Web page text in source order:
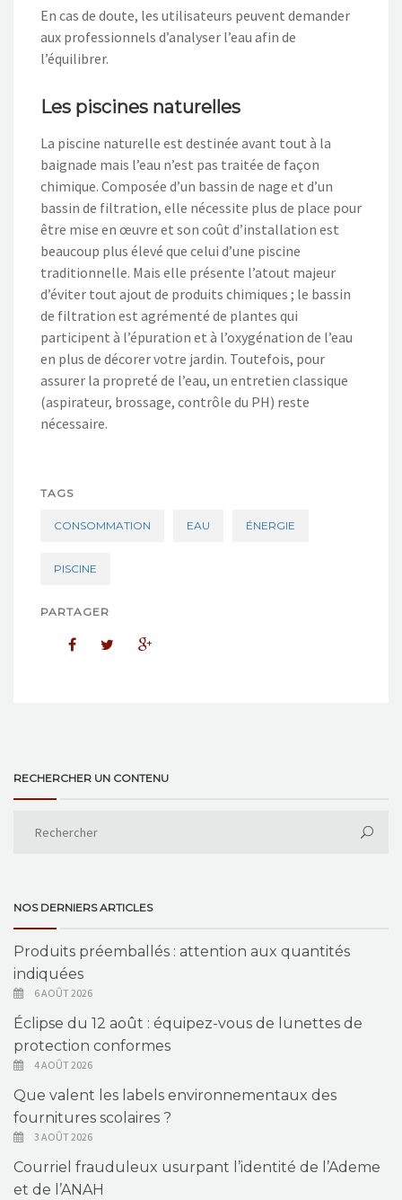
En cas de doute, les utilisateurs peuvent demander
aux professionnels d’analyser l’eau afin de
l’équilibrer.
Les piscines naturelles
La piscine naturelle est destinée avant tout à la
baignade mais l’eau n’est pas traitée de façon
chimique. Composée d’un bassin de nage et d’un
bassin de filtration, elle nécessite plus de place pour
être mise en œuvre et son coût d’installation est
beaucoup plus élevé que celui d’une piscine
traditionnelle. Mais elle présente l’atout majeur
d’éviter tout ajout de produits chimiques ; le bassin
de filtration est agrémenté de plantes qui
participent à l’épuration et à l’oxygénation de l’eau
en plus de décorer votre jardin. Toutefois, pour
assurer la propreté de l’eau, un entretien classique
(aspirateur, brossage, contrôle du PH) reste
nécessaire.
TAGS
CONSOMMATION EAU ÉNERGIE
PISCINE
PARTAGER
RECHERCHER UN CONTENU
NOS DERNIERS ARTICLES
Produits préemballés : attention aux quantités
indiquées
6 AOÛT 2026
Éclipse du 12 août : équipez-vous de lunettes de
protection conformes
4 AOÛT 2026
Que valent les labels environnementaux des
fournitures scolaires ?
3 AOÛT 2026
Courriel frauduleux usurpant l’identité de l’Ademe
et de l’ANAH